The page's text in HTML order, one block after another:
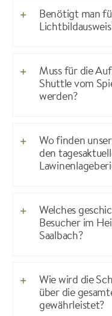
Benötigt man
Muss für die
Shuttle vom
werden?
Wo finden
den
Welches
Besucher im
Saalbach?
Wie wird die
über die
gewährleistet?